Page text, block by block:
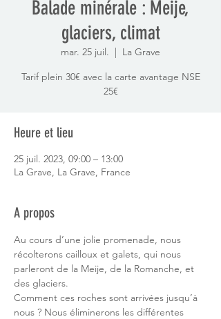
Balade minérale : Meije,
glaciers, climat
mar. 25 juil.
  |
La Grave
Tarif plein 30€ avec la carte avantage NSE
25€
Heure et lieu
25 juil. 2023, 09:00 – 13:00
La Grave, La Grave, France
A propos
Au cours d’une jolie promenade, nous
récolterons cailloux et galets, qui nous
parleront de la Meije, de la Romanche, et
des glaciers.
Comment ces roches sont arrivées jusqu’à
nous ? Nous éliminerons les différentes